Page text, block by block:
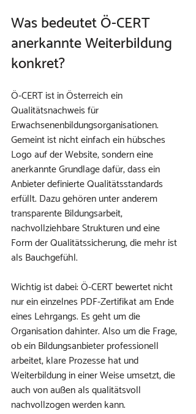
Was bedeutet Ö-CERT
anerkannte Weiterbildung
konkret?
Ö-CERT ist in Österreich ein
Qualitätsnachweis für
Erwachsenenbildungsorganisationen.
Gemeint ist nicht einfach ein hübsches
Logo auf der Website, sondern eine
anerkannte Grundlage dafür, dass ein
Anbieter definierte Qualitätsstandards
erfüllt. Dazu gehören unter anderem
transparente Bildungsarbeit,
nachvollziehbare Strukturen und eine
Form der Qualitätssicherung, die mehr ist
als Bauchgefühl.
Wichtig ist dabei: Ö-CERT bewertet nicht
nur ein einzelnes PDF-Zertifikat am Ende
eines Lehrgangs. Es geht um die
Organisation dahinter. Also um die Frage,
ob ein Bildungsanbieter professionell
arbeitet, klare Prozesse hat und
Weiterbildung in einer Weise umsetzt, die
auch von außen als qualitätsvoll
nachvollzogen werden kann.